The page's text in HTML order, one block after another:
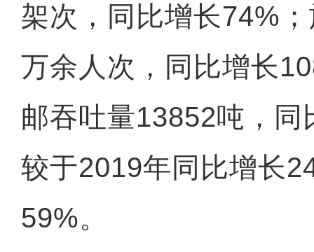
架次，同比增长74%
万余人次，同比增长
邮吞吐量13852吨，
较于2019年同比增长
59%。